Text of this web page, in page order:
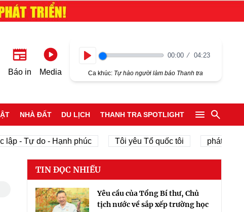
Báo in Media
00:00 04:23
Ca khúc: Tự hào người làm báo Thanh tra
NHÀ ĐẤT DU LỊCH THANH TRA SPOTLIGHT
- Tự do - Hạnh phúc Tôi yêu Tổ quốc tôi phát triển
TIN ĐỌC NHIỀU
Yêu cầu của Tổng Bí thư, Chủ
tịch nước về sắp xếp trường học